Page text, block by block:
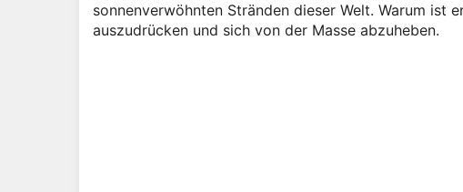
sonnenverwöhnten Stränden dieser Welt. Warum ist
auszudrücken und sich von der Masse abzuheben.